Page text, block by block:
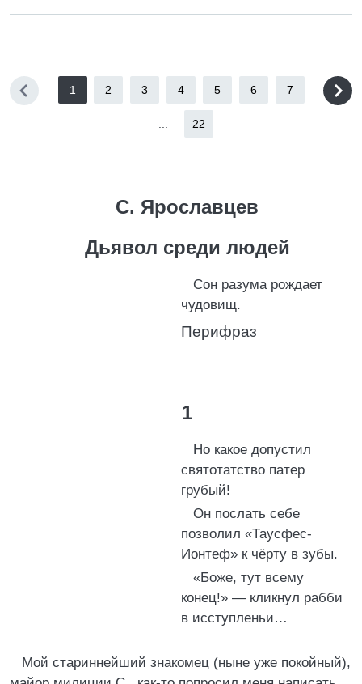
1 2 3 4 5 6 7
22
С. Ярославцев
Дьявол среди людей
Сон разума рождает
чудовищ.
Перифраз
1
Но какое допустил
святотатство патер
грубый!
Он послать себе
позволил «Таусфес-
Ионтеф» к чёрту в зубы.
«Боже, тут всему
конец!» — кликнул рабби
в исступленьи…
Мой стариннейший знакомец (ныне уже покойный),